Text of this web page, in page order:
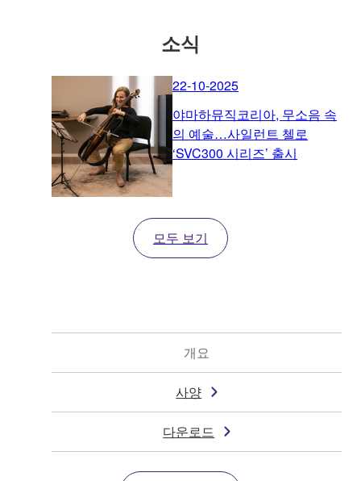
소식
22-10-2025
야마하뮤직코리아, 무소음 속
의 예술…사일런트 첼로
‘SVC300 시리즈’ 출시
모두 보기
개요
사양
다운로드